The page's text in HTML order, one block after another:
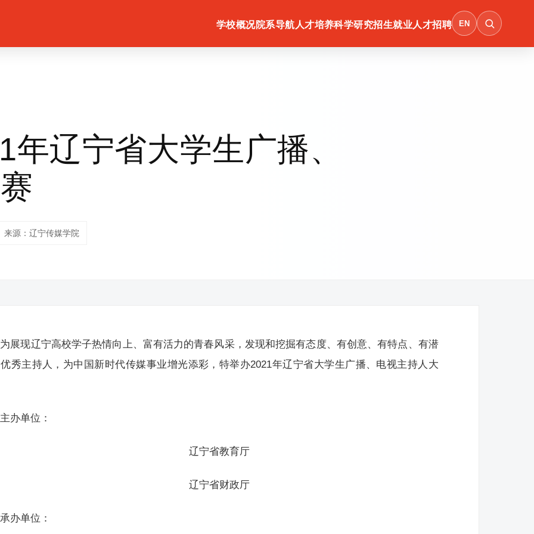
学校概况院系导航 人才培养科学研究招生就业人才招聘 EN
辽宁省大学生广播、
来源：辽宁传媒学院
为展现辽宁高校学子热情向上、富有活力的青春风采，发现和挖掘有态度、有创意、有特点、有潜
秀主持人，为中国新时代传媒事业增光添彩，特举办2021年辽宁省大学生广播、电视主持人大
主办单位：
辽宁省教育厅
辽宁省财政厅
承办单位：